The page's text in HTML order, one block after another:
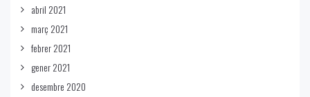
abril 2021
març 2021
febrer 2021
gener 2021
desembre 2020